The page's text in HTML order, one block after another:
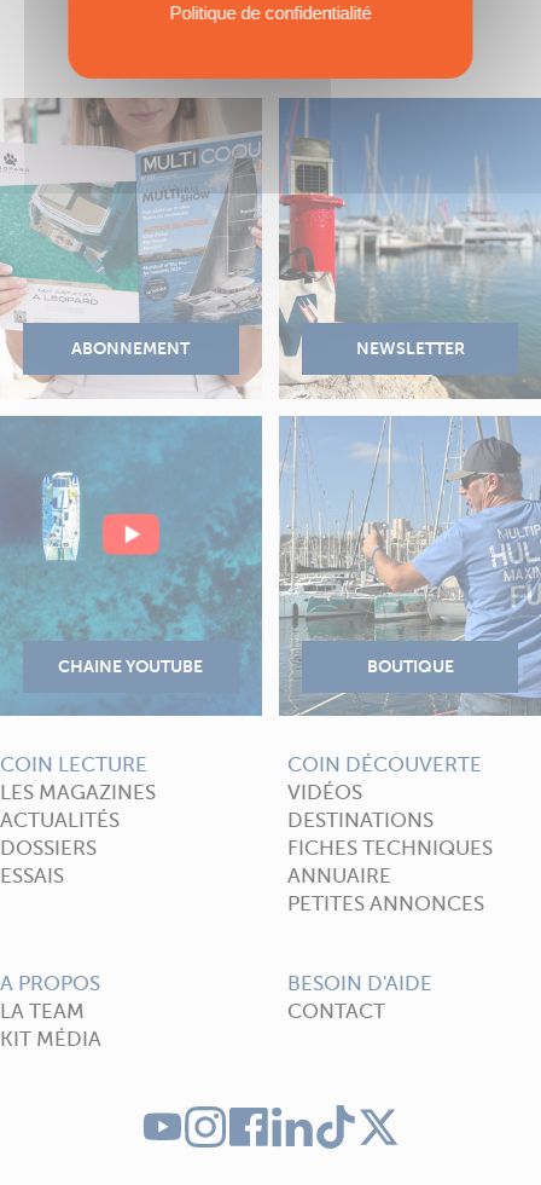
COIN LECTURE
LES MAGAZINES
ACTUALITÉS
DOSSIERS
ESSAIS
COIN DÉCOUVERTE
VIDÉOS
DESTINATIONS
FICHES TECHNIQUES
ANNUAIRE
PETITES ANNONCES
A PROPOS
LA TEAM
KIT MÉDIA
BESOIN D'AIDE
CONTACT
Politique de confidentialité